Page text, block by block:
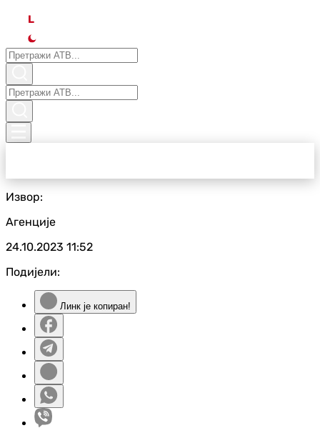
L
Извор:
Агенције
24.10.2023 11:52
Подијели:
Линк је копиран!